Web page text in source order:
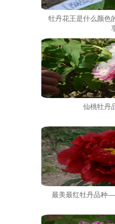
牡丹花王是什么颜色
仙桃牡丹
最美最红牡丹品种